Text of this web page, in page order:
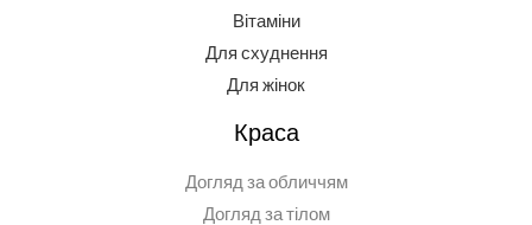
Вітаміни
Для схуднення
Для жінок
Краса
Догляд за обличчям
Догляд за тілом